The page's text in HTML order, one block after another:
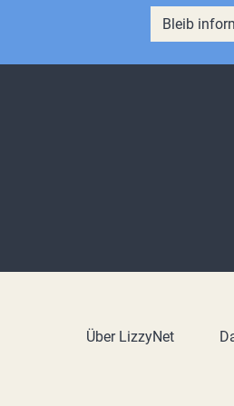
Bleib
Über LizzyNet